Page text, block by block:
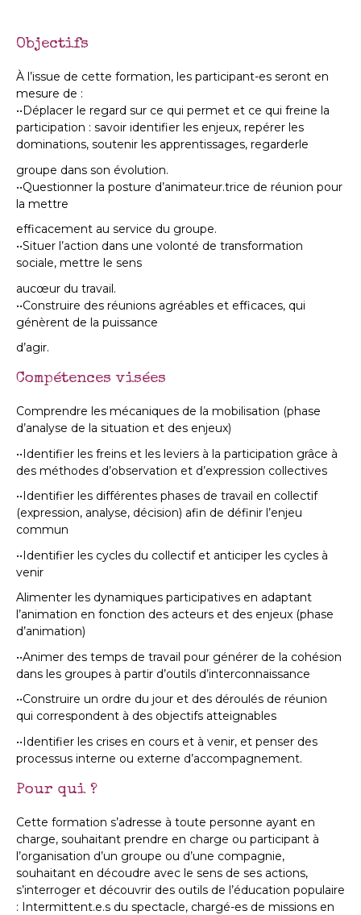
Objectifs
À l’issue de cette formation, les participant-es seront en
mesure de :
••Déplacer le regard sur ce qui permet et ce qui freine la
participation : savoir identifier les enjeux, repérer les
dominations, soutenir les apprentissages, regarderle
groupe dans son évolution.
••Questionner la posture d’animateur.trice de réunion pour
la mettre
efficacement au service du groupe.
••Situer l’action dans une volonté de transformation
sociale, mettre le sens
aucœur du travail.
••Construire des réunions agréables et efficaces, qui
génèrent de la puissance
d’agir.
Compétences visées
Comprendre les mécaniques de la mobilisation (phase
d’analyse de la situation et des enjeux)
••Identifier les freins et les leviers à la participation grâce à
des méthodes d’observation et d’expression collectives
••Identifier les différentes phases de travail en collectif
(expression, analyse, décision) afin de définir l’enjeu
commun
••Identifier les cycles du collectif et anticiper les cycles à
venir
Alimenter les dynamiques participatives en adaptant
l’animation en fonction des acteurs et des enjeux (phase
d’animation)
••Animer des temps de travail pour générer de la cohésion
dans les groupes à partir d’outils d’interconnaissance
••Construire un ordre du jour et des déroulés de réunion
qui correspondent à des objectifs atteignables
••Identifier les crises en cours et à venir, et penser des
processus interne ou externe d’accompagnement.
Pour qui ?
Cette formation s’adresse à toute personne ayant en
charge, souhaitant prendre en charge ou participant à
l’organisation d’un groupe ou d’une compagnie,
souhaitant en découdre avec le sens de ses actions,
s’interroger et découvrir des outils de l’éducation populaire
: Intermittent.e.s du spectacle, chargé-es de missions en